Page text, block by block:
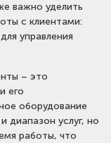
важно уделить
с клиентами:
управления
– это
его
оборудование
диапазон услуг, но
работы, что